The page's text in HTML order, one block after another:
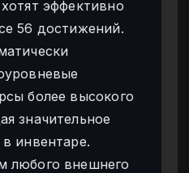
эффективно
56 достижений.
более высокого
значительное
инвентаре.
любого внешнего